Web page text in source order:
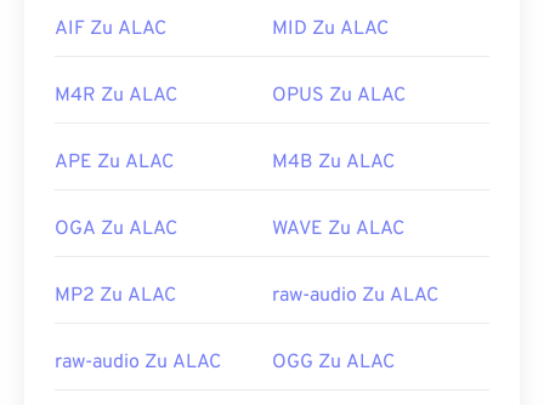
Nützliche Links:
er_I
1.html
AIF Zu ALAC MID Zu ALAC
M4R Zu ALAC OPUS Zu ALAC
APE Zu ALAC M4B Zu ALAC
OGA Zu ALAC WAVE Zu ALAC
MP2 Zu ALAC raw-audio Zu ALAC
raw-audio Zu ALAC OGG Zu ALAC